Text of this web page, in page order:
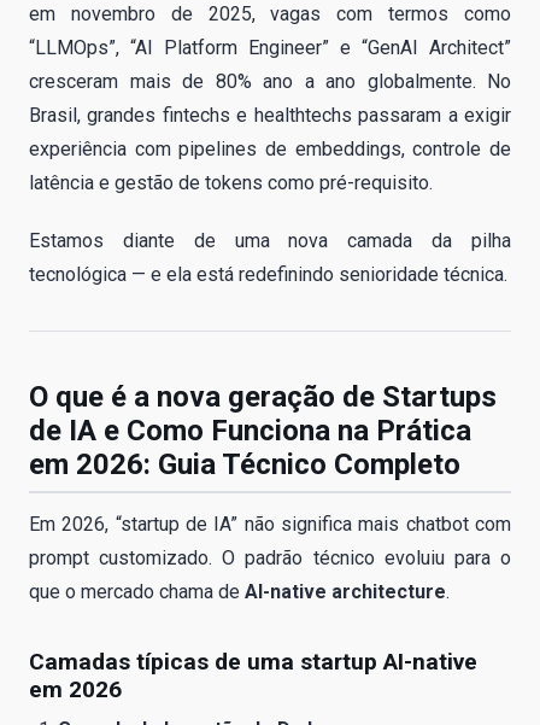
em novembro de 2025, vagas com termos como
“LLMOps”, “AI Platform Engineer” e “GenAI Architect”
cresceram mais de 80% ano a ano globalmente. No
Brasil, grandes fintechs e healthtechs passaram a exigir
experiência com pipelines de embeddings, controle de
latência e gestão de tokens como pré-requisito.
Estamos diante de uma nova camada da pilha
tecnológica — e ela está redefinindo senioridade técnica.
O que é a nova geração de Startups
de IA e Como Funciona na Prática
em 2026: Guia Técnico Completo
Em 2026, “startup de IA” não significa mais chatbot com
prompt customizado. O padrão técnico evoluiu para o
que o mercado chama de AI-native architecture.
Camadas típicas de uma startup AI-native
em 2026